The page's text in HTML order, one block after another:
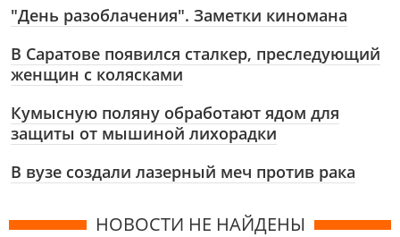
"День разоблачения". Заметки киномана
В Саратове появился сталкер, преследующий
женщин с колясками
Кумысную поляну обработают ядом для
защиты от мышиной лихорадки
В вузе создали лазерный меч против рака
НОВОСТИ НЕ НАЙДЕНЫ